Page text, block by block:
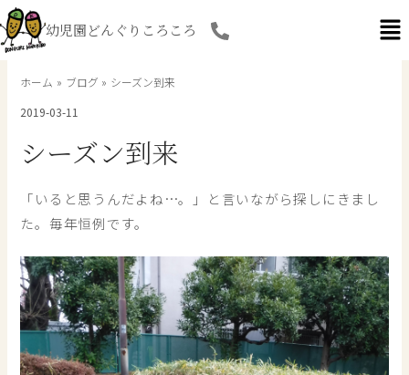
内
容
を
幼児園どんぐりころころ
ホーム ブログ
シーズン到来
2019-03-11
シーズン到来
「いると思うんだよね…。」と言いながら探しにきまし
た。毎年恒例です。